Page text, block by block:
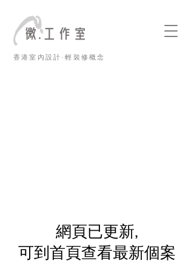
香港室內設計·輕裝修概念
​網頁已更新,
可到首頁查看最新個案